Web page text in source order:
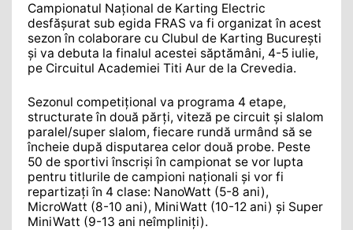
Campionatul Național de Karting Electric
desfășurat sub egida FRAS va fi organizat în acest
sezon în colaborare cu Clubul de Karting București
și va debuta la finalul acestei săptămâni, 4-5 iulie,
pe Circuitul Academiei Titi Aur de la Crevedia.
Sezonul competițional va programa 4 etape,
structurate în două părți, viteză pe circuit și slalom
paralel/super slalom, fiecare rundă urmând să se
încheie după disputarea celor două probe. Peste
50 de sportivi înscriși în campionat se vor lupta
pentru titlurile de campioni naționali și vor fi
repartizați în 4 clase: NanoWatt (5-8 ani),
MicroWatt (8-10 ani), MiniWatt (10-12 ani) și Super
MiniWatt (9-13 ani neîmpliniți).